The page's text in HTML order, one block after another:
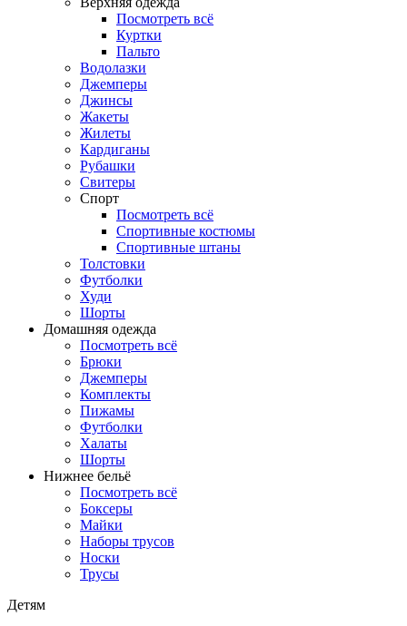
Посмотреть всё
Куртки
Пальто
Водолазки
Джемперы
Джинсы
Жакеты
Жилеты
Кардиганы
Рубашки
Свитеры
Спорт
Посмотреть всё
Спортивные костюмы
Спортивные штаны
Толстовки
Футболки
Худи
Шорты
Домашняя одежда
Посмотреть всё
Брюки
Джемперы
Комплекты
Пижамы
Футболки
Халаты
Шорты
Нижнее бельё
Посмотреть всё
Боксеры
Майки
Наборы трусов
Носки
Трусы
Детям